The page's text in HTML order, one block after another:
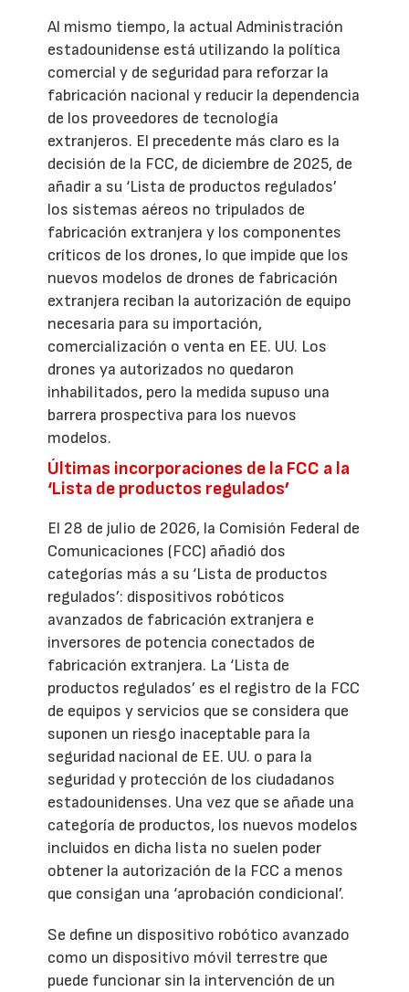
Al mismo tiempo, la actual Administración
estadounidense está utilizando la política
comercial y de seguridad para reforzar la
fabricación nacional y reducir la dependencia
de los proveedores de tecnología
extranjeros. El precedente más claro es la
decisión de la FCC, de diciembre de 2025, de
añadir a su ‘Lista de productos regulados’
los sistemas aéreos no tripulados de
fabricación extranjera y los componentes
críticos de los drones, lo que impide que los
nuevos modelos de drones de fabricación
extranjera reciban la autorización de equipo
necesaria para su importación,
comercialización o venta en EE. UU. Los
drones ya autorizados no quedaron
inhabilitados, pero la medida supuso una
barrera prospectiva para los nuevos
modelos.
Últimas incorporaciones de la FCC a la
‘Lista de productos regulados’
El 28 de julio de 2026, la Comisión Federal de
Comunicaciones (FCC) añadió dos
categorías más a su ‘Lista de productos
regulados’: dispositivos robóticos
avanzados de fabricación extranjera e
inversores de potencia conectados de
fabricación extranjera. La ‘Lista de
productos regulados’ es el registro de la FCC
de equipos y servicios que se considera que
suponen un riesgo inaceptable para la
seguridad nacional de EE. UU. o para la
seguridad y protección de los ciudadanos
estadounidenses. Una vez que se añade una
categoría de productos, los nuevos modelos
incluidos en dicha lista no suelen poder
obtener la autorización de la FCC a menos
que consigan una ‘aprobación condicional’.
Se define un dispositivo robótico avanzado
como un dispositivo móvil terrestre que
puede funcionar sin la intervención de un